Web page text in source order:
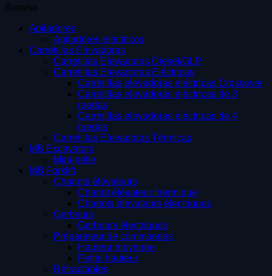
Browse
Apiladores
Apiladores eléctricos
Carretillas Elevadoras
Carretillas Elevadoras Diesel/GLP
Carretillas Elevadoras Eléctricas
Carretillas elevadoras eléctricas Crossover
Carretillas elevadoras eléctricas de 3
ruedas
Carretillas elevadoras eléctricas de 4
ruedas
Carretillas Elevadoras Térmicas
MB Excavators
Mini-pelle
MB Forklift
Chariots élévateurs
Chariot élévateur thermique
Chariots élévateurs électriques
Gerbeurs
Gerbeurs électriques
Préparateur de commandes
Hauteur moyenne
Petite hauteur
Rétractables